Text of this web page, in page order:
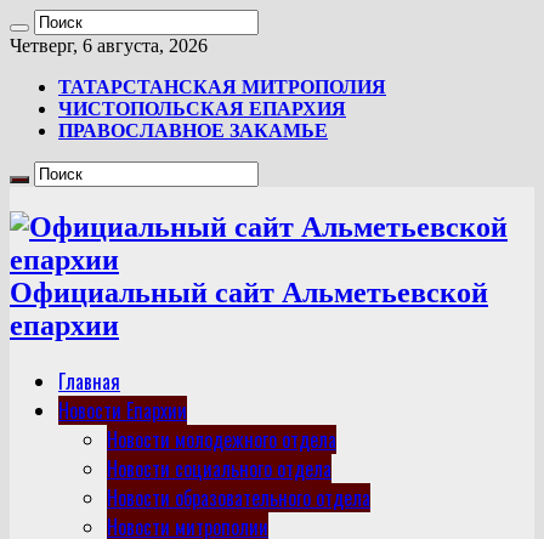
Четверг, 6 августа, 2026
ТАТАРСТАНСКАЯ МИТРОПОЛИЯ
ЧИСТОПОЛЬСКАЯ ЕПАРХИЯ
ПРАВОСЛАВНОЕ ЗАКАМЬЕ
Официальный сайт Альметьевской
епархии
Главная
Новости Епархии
Новости молодежного отдела
Новости социального отдела
Новости образовательного отдела
Новости митрополии